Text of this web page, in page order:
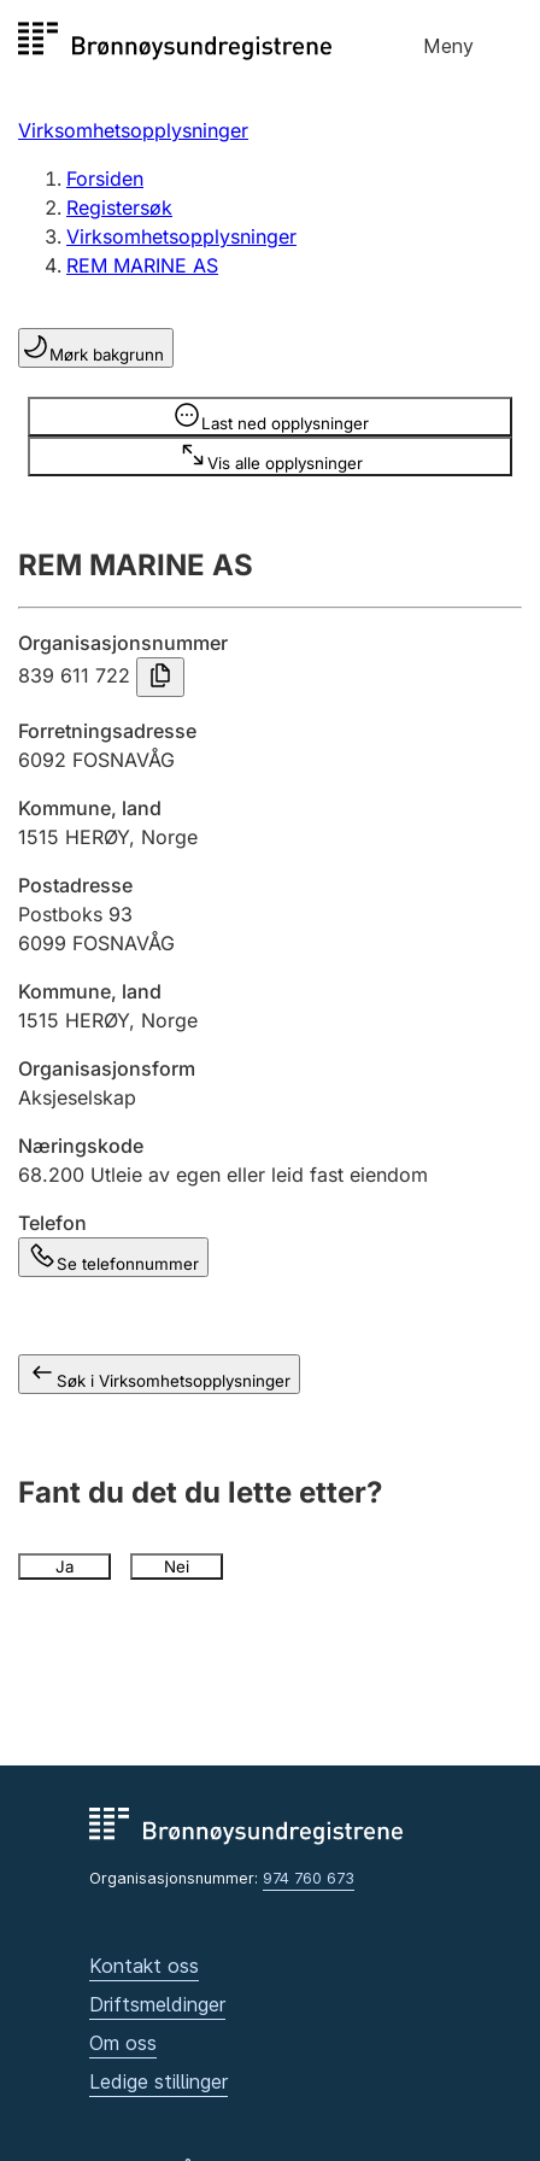
til
Meny
Registersøk
Aksjeselskap
Enkeltpersonforetak
Registrere, endre, slette
Lag og forening
Registrere, endre, slette
Innsending og forsinkelsesgebyr
Tinglysing
Betaling og jegeravgiftskort
Ektepaktveileder
Offentlig sektor
Andre tema
Virksomhetsopplysninger
Forsiden
Registersøk
Virksomhetsopplysninger
REM MARINE AS
Mørk bakgrunn
Last ned opplysninger
Vis alle opplysninger
Opplysninger er skjult
REM MARINE AS
Organisasjonsnummer
839 611 722
Forretningsadresse
6092 FOSNAVÅG
Kommune, land
1515 HERØY, Norge
Postadresse
Postboks 93
6099 FOSNAVÅG
Kommune, land
1515 HERØY, Norge
Organisasjonsform
Aksjeselskap
Næringskode
68.200 Utleie av egen eller leid fast eiendom
Telefon
Se telefonnummer
Søk i Virksomhetsopplysninger
Fant du det du lette etter?
Ja Nei
Organisasjonsnummer: 974 760 673
Kontakt oss
Driftsmeldinger
Om oss
Ledige stillinger